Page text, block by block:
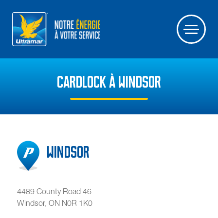
CARDLOCK À WINDSOR
Windsor
4489 County Road 46
Windsor, ON N0R 1K0